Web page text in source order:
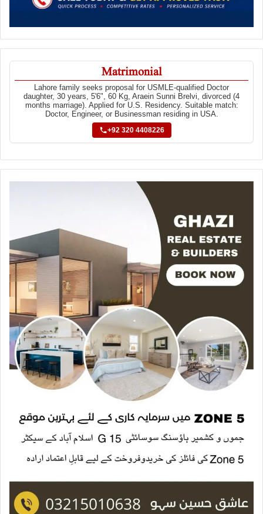
Matrimonial
Lahore family seeks proposal for USMLE-qualified Doctor
daughter, 30 years, 5'6", 60 Kg, Araein Sunni Brelvi, divorced (4
months marriage). Applied for U.S. Residency. Suitable match:
Doctor, Engineer, or Businessman residing in USA.
+92 320 4408226